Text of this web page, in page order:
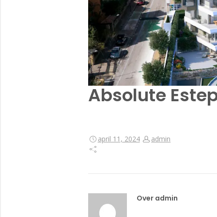
Absolute
april 11, 2024 admin
Over admin